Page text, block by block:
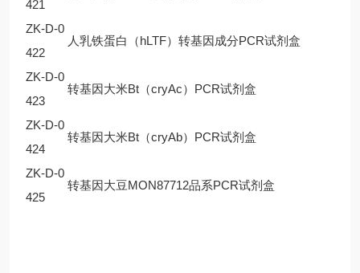
421
ZK-D-0
422
人乳铁蛋白（hLTF）转基因成分PCR试剂盒
ZK-D-0
423
转基因大米Bt（cryAc）PCR试剂盒
ZK-D-0
424
转基因大米Bt（cryAb）PCR试剂盒
ZK-D-0
425
转基因大豆MON87712品系PCR试剂盒